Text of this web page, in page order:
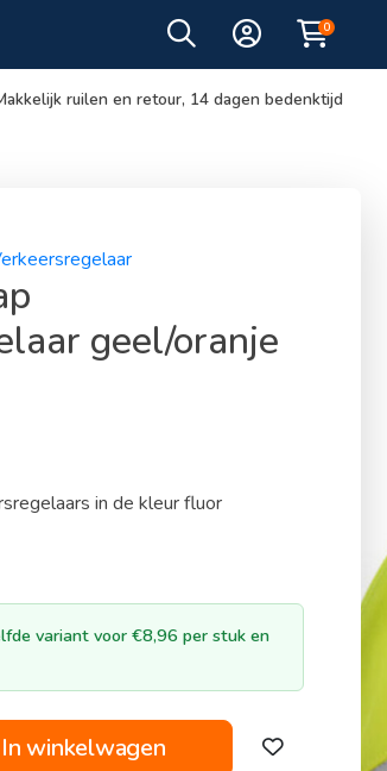
0
ruilen en retour, 14 dagen bedenktijd
geel/oranje
in de kleur fluor
variant voor €8,96 per stuk en
In winkelwagen